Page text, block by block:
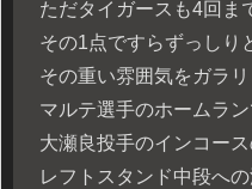
ただタイガースも4回ま
その1点ですらずっしり
その重い雰囲気をガラ
マルテ選手のホームラン
大瀬良投手のインコー
レフトスタンド中段へ